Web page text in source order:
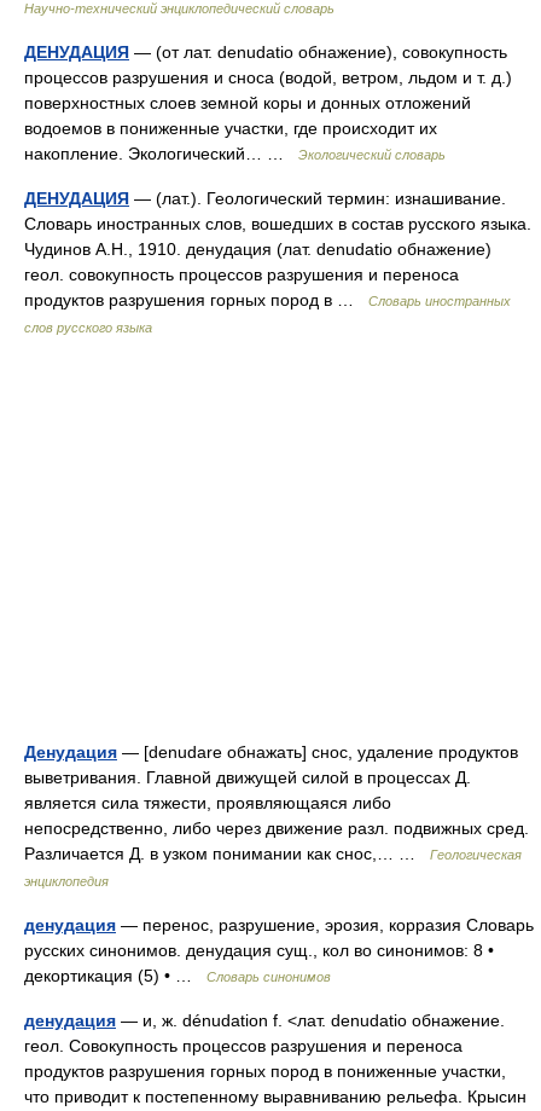
Научно-технический энциклопедический словарь
ДЕНУДАЦИЯ — (от лат. denudatio обнажение), совокупность
процессов разрушения и сноса (водой, ветром, льдом и т. д.)
поверхностных слоев земной коры и донных отложений
водоемов в пониженные участки, где происходит их
накопление. Экологический… …
Экологический словарь
ДЕНУДАЦИЯ — (лат.). Геологический термин: изнашивание.
Словарь иностранных слов, вошедших в состав русского языка.
Чудинов А.Н., 1910. денудация (лат. denudatio обнажение)
геол. совокупность процессов разрушения и переноса
продуктов разрушения горных пород в …
Словарь иностранных
слов русского языка
Денудация — [denudare обнажать] снос, удаление продуктов
выветривания. Главной движущей силой в процессах Д.
является сила тяжести, проявляющаяся либо
непосредственно, либо через движение разл. подвижных сред.
Различается Д. в узком понимании как снос,… …
Геологическая
энциклопедия
денудация — перенос, разрушение, эрозия, корразия Словарь
русских синонимов. денудация сущ., кол во синонимов: 8 •
декортикация (5) • …
Словарь синонимов
денудация — и, ж. dénudation f. <лат. denudatio обнажение.
геол. Совокупность процессов разрушения и переноса
продуктов разрушения горных пород в пониженные участки,
что приводит к постепенному выравниванию рельефа. Крысин